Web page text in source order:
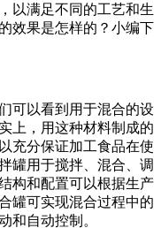
以满足不同的工艺和生
效果是怎样的？小编下
可以看到用于混合的设
上，用这种材料制成的
充分保证加工食品在使
罐用于搅拌、混合、调
构和配置可以根据生产
罐可实现混合过程中的
和自动控制。